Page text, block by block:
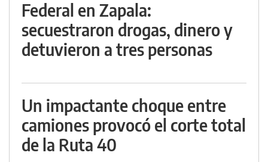
Federal en Zapala:
secuestraron drogas, dinero y
detuvieron a tres personas
Un impactante choque entre
camiones provocó el corte total
de la Ruta 40